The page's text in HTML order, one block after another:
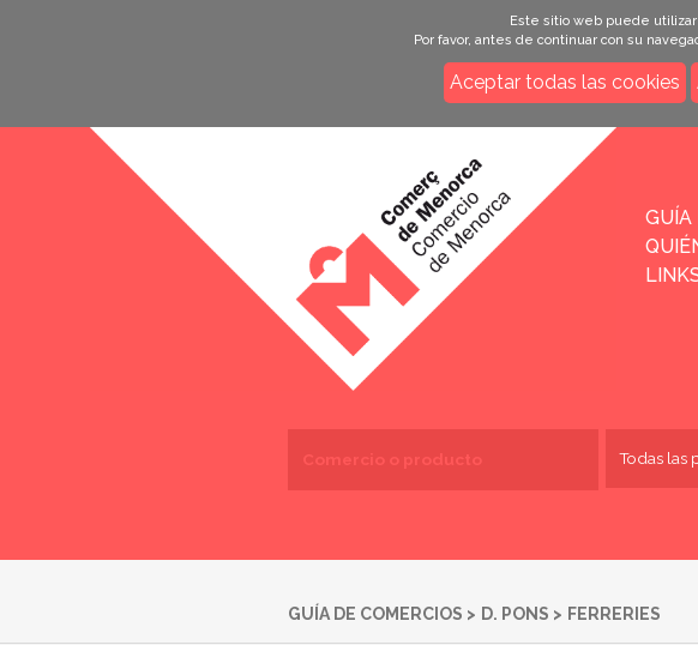
Este sitio web puede
Por favor, antes de continuar con su
Aceptar todas las cookies
GUÍA
GUÍA DE COMERCIOS > D. PONS > FERRERIES